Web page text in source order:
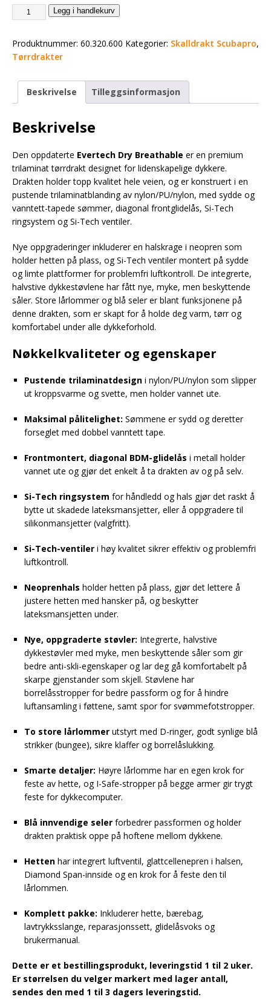
Legg i handlekurv
Produktnummer: 60.320.600 Kategorier: Skalldrakt Scubapro,
Tørrdrakter
Beskrivelse Tilleggsinformasjon
Beskrivelse
Den oppdaterte Evertech Dry Breathable er en premium
trilaminat tørrdrakt designet for lidenskapelige dykkere.
Drakten holder topp kvalitet hele veien, og er konstruert i en
pustende trilaminatblanding av nylon/PU/nylon, med sydde og
vanntett-tapede sømmer, diagonal frontglidelås, Si-Tech
ringsystem og Si-Tech ventiler.
Nye oppgraderinger inkluderer en halskrage i neopren som
holder hetten på plass, og Si-Tech ventiler montert på sydde
og limte plattformer for problemfri luftkontroll. De integrerte,
halvstive dykkestøvlene har fått nye, myke, men beskyttende
såler. Store lårlommer og blå seler er blant funksjonene på
denne drakten, som er skapt for å holde deg varm, tørr og
komfortabel under alle dykkeforhold.
Nøkkelkvaliteter og egenskaper
Pustende trilaminatdesign i nylon/PU/nylon som slipper
ut kroppsvarme og svette, men holder vannet ute.
Maksimal pålitelighet: Sømmene er sydd og deretter
forseglet med dobbel vanntett tape.
Frontmontert, diagonal BDM-glidelås i metall holder
vannet ute og gjør det enkelt å ta drakten av og på selv.
Si-Tech ringsystem for håndledd og hals gjør det raskt å
bytte ut skadede lateksmansjetter, eller å oppgradere til
silikonmansjetter (valgfritt).
Si-Tech-ventiler i høy kvalitet sikrer effektiv og problemfri
luftkontroll.
Neoprenhals holder hetten på plass, gjør det lettere å
justere hetten med hansker på, og beskytter
lateksmansjetten under.
Nye, oppgraderte støvler: Integrerte, halvstive
dykkestøvler med myke, men beskyttende såler som gir
bedre anti-skli-egenskaper og lar deg gå komfortabelt på
skarpe gjenstander som skjell. Støvlene har
borrelåsstropper for bedre passform og for å hindre
luftansamling i føttene, samt spor for svømmefotstropper.
To store lårlommer utstyrt med D-ringer, godt synlige blå
strikker (bungee), sikre klaffer og borrelåslukking.
Smarte detaljer: Høyre lårlomme har en egen krok for
feste av hette, og I-Safe-stropper på begge armer gir trygt
feste for dykkecomputer.
Blå innvendige seler forbedrer passformen og holder
drakten praktisk oppe på hoftene mellom dykkene.
Hetten har integrert luftventil, glattcellenepren i halsen,
Diamond Span-innside og en krok for å feste den til
lårlommen.
Komplett pakke: Inkluderer hette, bærebag,
lavtrykksslange, reparasjonssett, glidelåsvoks og
brukermanual.
Dette er et bestillingsprodukt, leveringstid 1 til 2 uker.
Er størrelsen du velger markert med lager antall,
sendes den med 1 til 3 dagers leveringstid.